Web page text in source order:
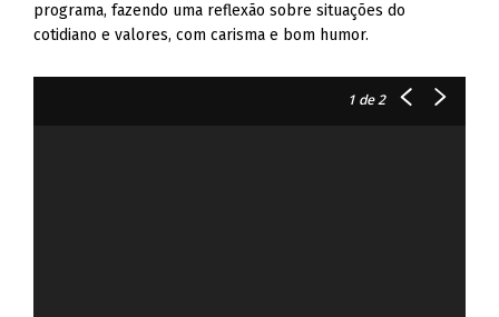
programa, fazendo uma reflexão sobre situações do
cotidiano e valores, com carisma e bom humor.
1de 2